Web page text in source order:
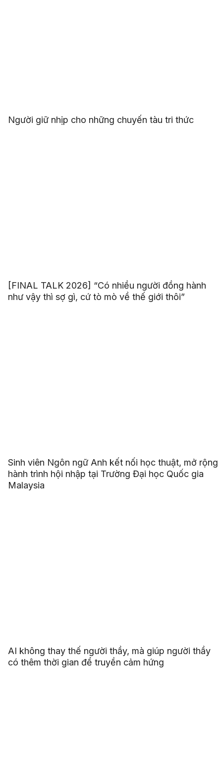
Người giữ nhịp cho những chuyến tàu tri thức
[FINAL TALK 2026] “Có nhiều người đồng hành
như vậy thì sợ gì, cứ tò mò về thế giới thôi”
Sinh viên Ngôn ngữ Anh kết nối học thuật, mở rộng
hành trình hội nhập tại Trường Đại học Quốc gia
Malaysia
AI không thay thế người thầy, mà giúp người thầy
có thêm thời gian để truyền cảm hứng